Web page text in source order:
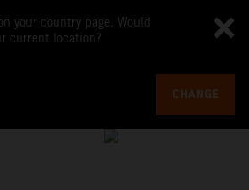
your country page. Would
current location?
CHANGE